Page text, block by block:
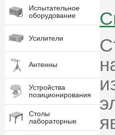
Испытательное
оборудование
Усилители
Антенны
Устройства
позиционирования
Столы
лабораторные